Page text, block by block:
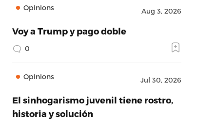
Opinions Aug 3, 2026
Voy a Trump y pago doble
0
Opinions Jul 30, 2026
El sinhogarismo juvenil tiene rostro,
historia y solución